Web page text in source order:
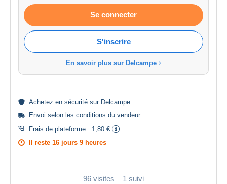
Se connecter
S'inscrire
En savoir plus sur Delcampe
Achetez en sécurité sur Delcampe
Envoi selon les conditions du vendeur
Frais de plateforme : 1,80 €
Il reste 16 jours 9 heures
96 visites 1 suivi